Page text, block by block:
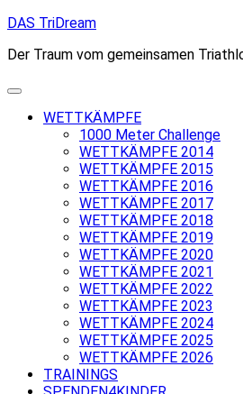
Skip
content
DAS TriDream
Der Traum vom gemeinsamen
WETTKÄMPFE
1000 Meter Challenge
WETTKÄMPFE 2014
WETTKÄMPFE 2015
WETTKÄMPFE 2016
WETTKÄMPFE 2017
WETTKÄMPFE 2018
WETTKÄMPFE 2019
WETTKÄMPFE 2020
WETTKÄMPFE 2021
WETTKÄMPFE 2022
WETTKÄMPFE 2023
WETTKÄMPFE 2024
WETTKÄMPFE 2025
WETTKÄMPFE 2026
TRAININGS